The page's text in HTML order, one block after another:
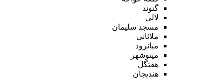
گتوند
لالی
مسجد سلیمان
ملاثانی
میانرود
مینوشهر
هفتگل
هندیجان